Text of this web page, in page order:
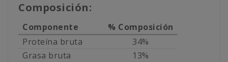
Composición:
Componente
% Composición
Proteína bruta
34%
Grasa bruta
13%